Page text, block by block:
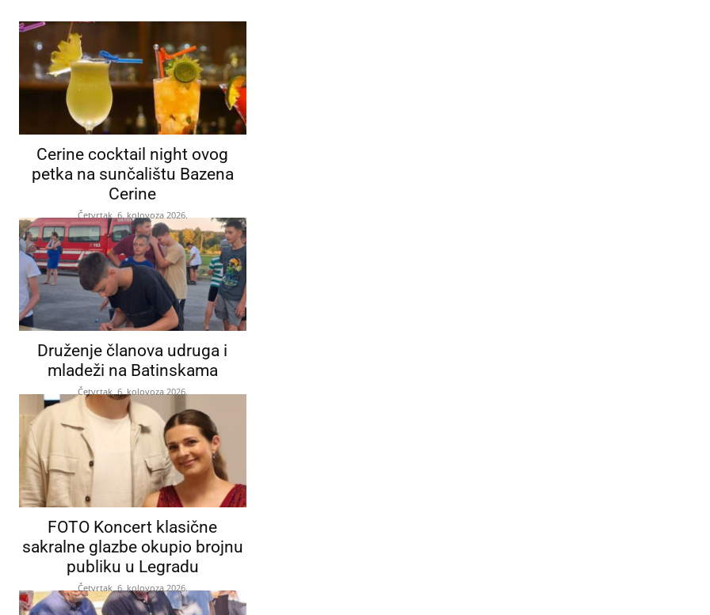
Cerine cocktail night ovog
petka na sunčalištu Bazena
Cerine
Četvrtak, 6. kolovoza 2026.
Druženje članova udruga i
mladeži na Batinskama
Četvrtak, 6. kolovoza 2026.
FOTO Koncert klasične
sakralne glazbe okupio brojnu
publiku u Legradu
Četvrtak, 6. kolovoza 2026.